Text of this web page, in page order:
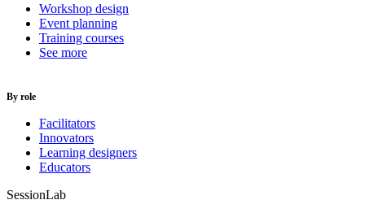
Workshop design
Event planning
Training courses
See more
By role
Facilitators
Innovators
Learning designers
Educators
SessionLab